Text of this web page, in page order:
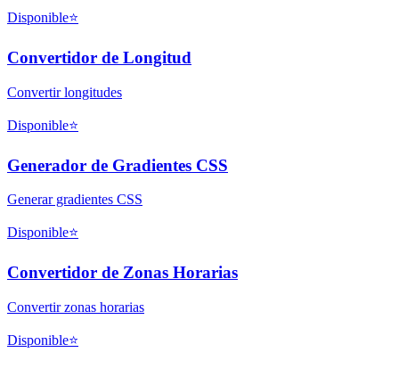
Disponible⭐
Convertidor de Longitud
Convertir longitudes
Disponible⭐
Generador de Gradientes CSS
Generar gradientes CSS
Disponible⭐
Convertidor de Zonas Horarias
Convertir zonas horarias
Disponible⭐